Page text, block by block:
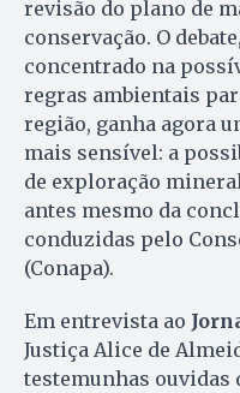
revisão do plano de
conservação. O
concentrado na
regras ambientais
região, ganha agora
mais sensível: a
de exploração
antes mesmo da
conduzidas pelo
(Conapa).
Em entrevista ao
Justiça Alice de
testemunhas ouvidas